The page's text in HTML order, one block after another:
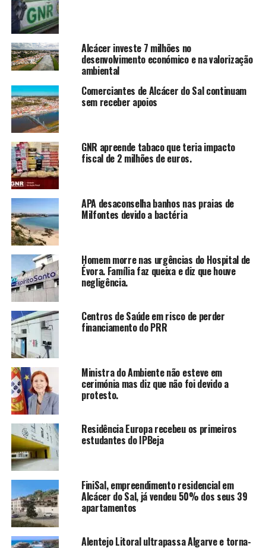
Alcácer investe 7 milhões no
desenvolvimento económico e na valorização
ambiental
Comerciantes de Alcácer do Sal continuam
sem receber apoios
GNR apreende tabaco que teria impacto
fiscal de 2 milhões de euros.
APA desaconselha banhos nas praias de
Milfontes devido a bactéria
Homem morre nas urgências do Hospital de
Évora. Família faz queixa e diz que houve
negligência.
Centros de Saúde em risco de perder
financiamento do PRR
Ministra do Ambiente não esteve em
cerimónia mas diz que não foi devido a
protesto.
Residência Europa recebeu os primeiros
estudantes do IPBeja
FiniSal, empreendimento residencial em
Alcácer do Sal, já vendeu 50% dos seus 39
apartamentos
Alentejo Litoral ultrapassa Algarve e torna-